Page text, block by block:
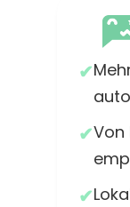
Von